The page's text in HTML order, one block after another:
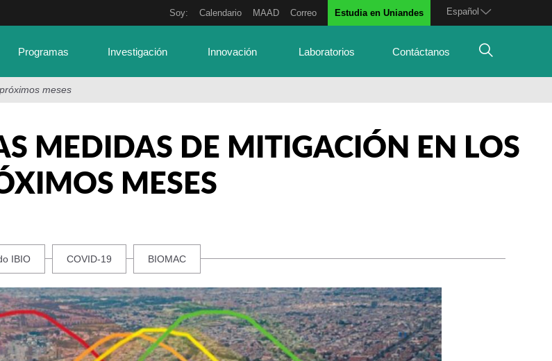
Español
Soy: Calendario MAAD Correo Estudia en Uniandes
Programas Investigación Innovación Laboratorios Contáctanos
meses
MEDIDAS DE MITIGACIÓN EN LOS
MESES
IBIO COVID-19 BIOMAC